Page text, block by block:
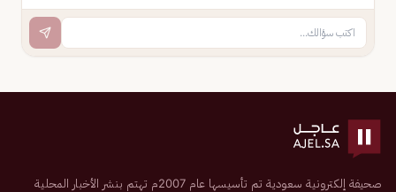
صحيفة إلكترونية سعودية تم تأسيسها عام 2007م تهتم بنشر الأخبار المحلية